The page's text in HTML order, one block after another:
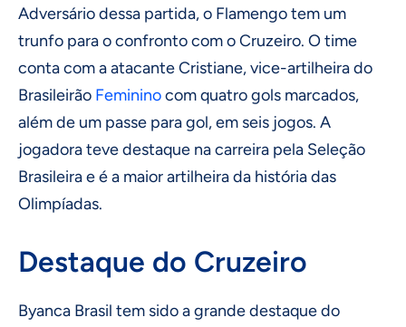
Adversário dessa partida, o Flamengo tem um
trunfo para o confronto com o Cruzeiro. O time
conta com a atacante Cristiane, vice-artilheira do
Brasileirão Femininocom quatro gols marcados,
além de um passe para gol, em seis jogos. A
jogadora teve destaque na carreira pela Seleção
Brasileira e é a maior artilheira da história das
Olimpíadas.
Destaque do Cruzeiro
Byanca Brasil tem sido a grande destaque do